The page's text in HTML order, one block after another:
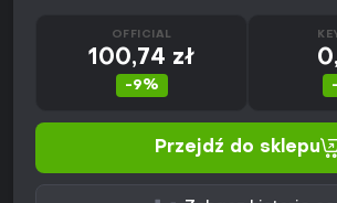
OFFICIAL
100,74 zł
-9%
Przejdź do sklepu